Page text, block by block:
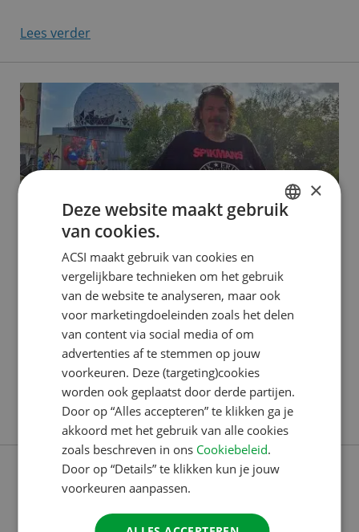
pensioen gaat. Samenwerken met honderden
campinginformatie die ieder jaar, volledig geüpdatet
en
Lees verder
ACSI PUBLISHING
Erik: beeldredacteur,
creatieveling en Berlijngek
Erik werkt sinds 2022 als beeldredacteur bij ACSI.
Maar voordat Covid uitbrak, liep hij ook al even bij
ons rond. Hij vertelt meer over zijn werk, creativiteit
én zijn favoriete stad: Berlijn. Alle afbeeldingen door
je handen “Ik werk als beeldredacteur voor ACSI.
Eigenlijk komen alle afbeeldingen die we bij ACSI
gebruiken, waarvoor dan ook,
Lees verder
FRENCH
GERMAN
SPANISH
SWEDISH
×
Deze website maakt gebruik
van cookies.
ACSI maakt gebruik van cookies en
vergelijkbare technieken om het gebruik
van de website te analyseren, maar ook
voor marketingdoeleinden zoals het delen
van content via social media of om
advertenties af te stemmen op jouw
voorkeuren. Deze (targeting)cookies
worden ook geplaatst door derde partijen.
Door op “Alles accepteren” te klikken ga je
akkoord met het gebruik van alle cookies
zoals beschreven in ons Cookiebeleid.
Door op “Details” te klikken kun je jouw
voorkeuren aanpassen.